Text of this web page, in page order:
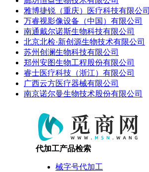
雅博捷锐（重庆）医疗科技有限公司
万睿视影像设备（中国）有限公司
南通戴尔诺斯生物科技有限公司
北京北检·新创源生物技术有限公司
苏州创澜生物科技有限公司
郑州安图生物工程股份有限公司
睿士医疗科技（浙江）有限公司
广西云方医疗器械有限公司
南京诺尔曼生物技术股份有限公司
代加工产品检索
械字号代加工